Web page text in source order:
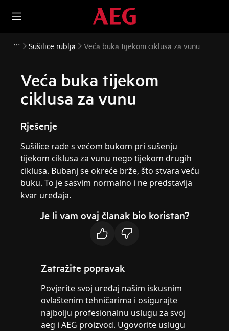
Sušilice rublja Veća buka tijekom ciklusa za vunu
Veća buka tijekom
ciklusa za vunu
Rješenje
Sušilice rade s većom bukom pri sušenju
tijekom ciklusa za vunu nego tijekom drugih
ciklusa. Bubanj se okreće brže, što stvara veću
buku. To je sasvim normalno i ne predstavlja
kvar uređaja.
Je li vam ovaj članak bio koristan?
Zatražite popravak
Povjerite svoj uređaj našim iskusnim
ovlaštenim tehničarima i osigurajte
najbolju profesionalnu uslugu za svoj
aeg i AEG proizvod. Ugovorite uslugu